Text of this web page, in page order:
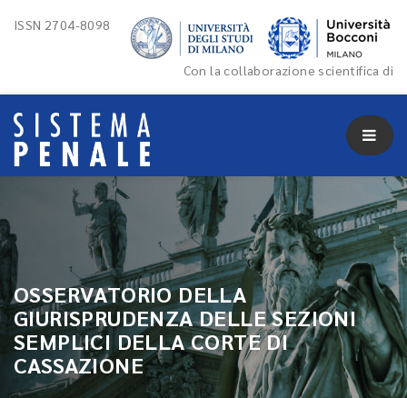
ISSN 2704-8098
Con la collaborazione scientifica di
OSSERVATORIO DELLA
GIURISPRUDENZA DELLE SEZIONI
SEMPLICI DELLA CORTE DI
CASSAZIONE